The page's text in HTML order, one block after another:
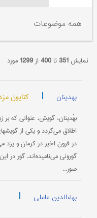
همه موضوعات
نمایش 351 تا400 از1299مورد
بهدینان | کتایون
بهْدینان‌، گویش‌، عنوانی‌ كه‌ بر
اطلاق‌ می‌گردد و یكی‌ از
در قرون‌ اخیر در كرمان‌ و یزد
گورونی می‌نامیده‌اند. گور در
صور...
بهاءالدین عاملی |